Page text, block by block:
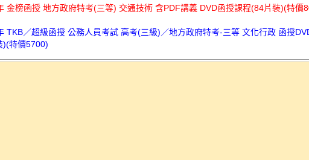
金榜函授 地方政府特考(三等) 交通技術 含PDF講義 DVD函授課程(84片裝)(特價
TKB／超級函授 公務人員考試 高考(三級)／地方政府特考-三等 文化行政 函授
)(特價5700)